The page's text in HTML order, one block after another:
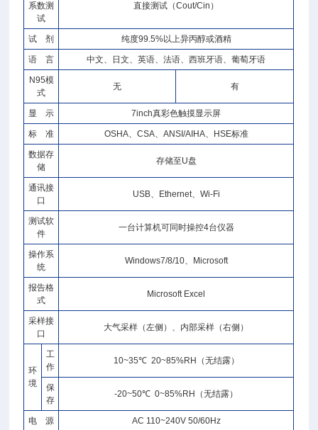
系数测
试
直接测试（Cout/Cin）
试 剂 纯度99.5%以上异丙醇或酒精
语 言 中文、日文、英语、法语、西班牙语、葡萄牙语
N95模
式
无 有
显 示 7inch真彩色触摸显示屏
标 准 OSHA、CSA、ANSI/AIHA、HSE标准
数据存
储
存储至U盘
通讯接
口
USB、Ethernet、Wi-Fi
测试软
件
一台计算机可同时操控4台仪器
操作系
统
Windows7/8/10、Microsoft
报告格
式
Microsoft Excel
采样接
口
大气采样（左侧）、内部采样（右侧）
环
境
工
作
10~35℃ 20~85%RH（无结露）
保
存
-20~50℃ 0~85%RH（无结露）
电 源 AC 110~240V 50/60Hz